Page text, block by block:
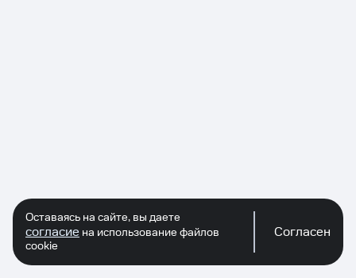
Оставаясь на сайте, вы даете
согласие на использование файлов
cookie
Согласен